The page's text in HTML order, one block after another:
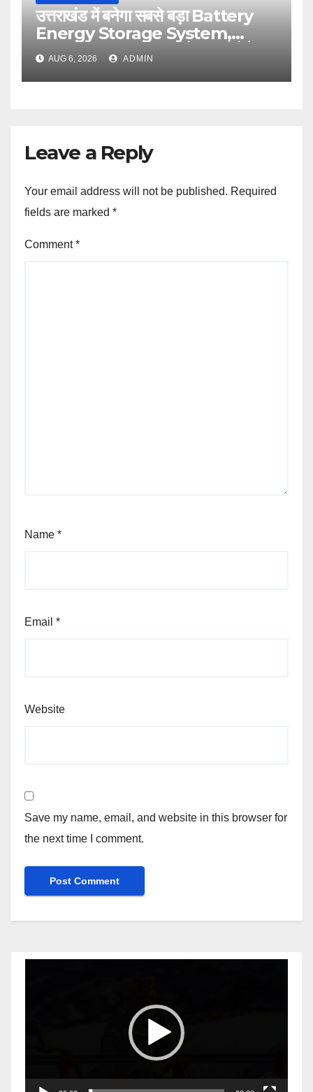
उत्तराखंड में बनेगा सबसे बड़ा Battery
Energy Storage System,
UJVNL लगाएगा 352 करोड़ का प्रोजेक्ट
AUG 6, 2026 ADMIN
Leave a Reply
Your email address will not be published. Required
fields are marked *
Comment*
Name *
Email *
Website
Save my name, email, and website in this browser for
the next time I comment.